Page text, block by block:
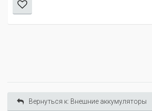
Вернуться к: Внешние аккумуляторы